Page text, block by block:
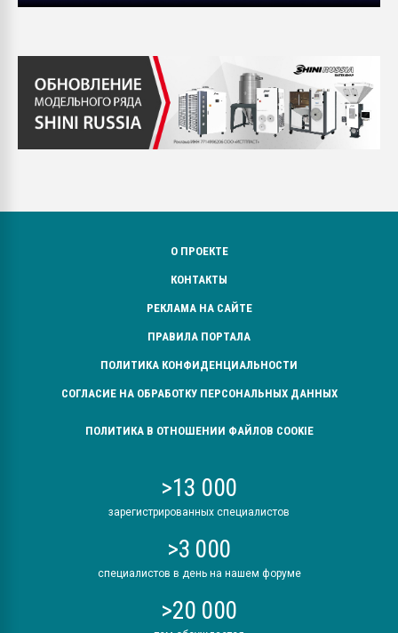
О ПРОЕКТЕ
КОНТАКТЫ
РЕКЛАМА НА САЙТЕ
ПРАВИЛА ПОРТАЛА
ПОЛИТИКА КОНФИДЕНЦИАЛЬНОСТИ
СОГЛАСИЕ НА ОБРАБОТКУ ПЕРСОНАЛЬНЫХ ДАННЫХ
ПОЛИТИКА В ОТНОШЕНИИ ФАЙЛОВ COOKIE
>13 000
зарегистрированных специалистов
>3 000
специалистов в день на нашем форуме
>20 000